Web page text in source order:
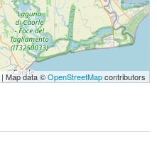
| Map data ©OpenStreetMapcontributors